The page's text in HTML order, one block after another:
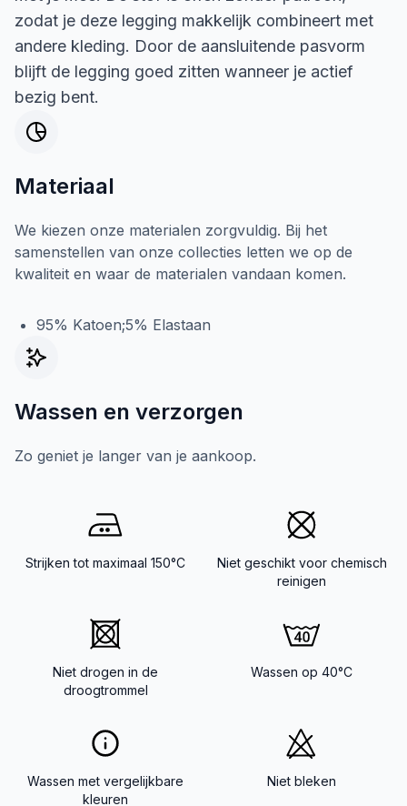
zodat je deze legging makkelijk combineert met
andere kleding. Door de aansluitende pasvorm
blijft de legging goed zitten wanneer je actief
bezig bent.
Materiaal
We kiezen onze materialen zorgvuldig. Bij het
samenstellen van onze collecties letten we op de
kwaliteit en waar de materialen vandaan komen.
95% Katoen;5% Elastaan
Wassen en verzorgen
Zo geniet je langer van je aankoop.
Strijken tot maximaal 150°C
Niet geschikt voor chemisch
reinigen
Niet drogen in de
droogtrommel
Wassen op 40°C
Wassen met vergelijkbare
kleuren
Niet bleken